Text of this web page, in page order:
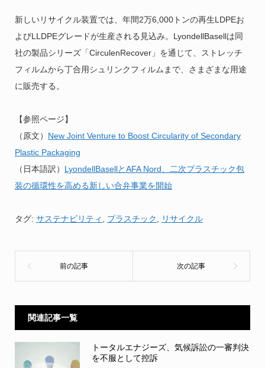
新しいリサイクル装置では、年間2万6,000トンの再生LDPEお
よびLLDPEグレードが生産される見込み。LyondellBasellは同
社の製品シリーズ「CirculenRecover」を通じて、ストレッチ
フィルムから丁合用シュリンクフィルムまで、さまざまな用途
に販売する。
【参照ページ】
（原文） New Joint Venture to Boost Circularity of Secondary
Plastic Packaging
（日本語訳） LyondellBasellとAFA Nord、二次プラスチック包
装の循環性を高める新しい合弁事業を開始
タグ: サステナビリティ プラスチック リサイクル
関連記事一覧
トータルエナジーズ、気候訴訟の一審判決
を不服として控訴